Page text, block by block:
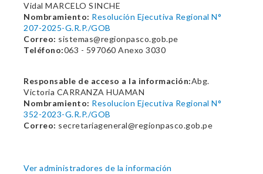
Vidal MARCELO SINCHE
Nombramiento: Resolución Ejecutiva Regional N°
207-2025-G.R.P./GOB
Correo: sistemas@regionpasco.gob.pe
Teléfono:063 - 597060 Anexo 3030
Responsable de acceso a la información:Abg.
Victoria CARRANZA HUAMAN
Nombramiento: Resolucion Ejecutiva Regional N°
352-2023-G.R.P./GOB
Correo: secretariageneral@regionpasco.gob.pe
Ver administradores de la información